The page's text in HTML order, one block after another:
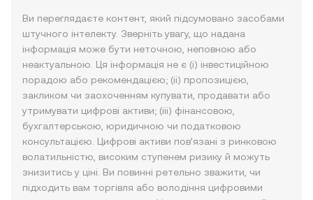
Ви переглядаєте контент, який підсумовано засобами
штучного інтелекту. Зверніть увагу, що надана
інформація може бути неточною, неповною або
неактуальною. Ця інформація не є (i) інвестиційною
порадою або рекомендацією; (ii) пропозицією,
закликом чи заохоченням купувати, продавати або
утримувати цифрові активи; (iii) фінансовою,
бухгалтерською, юридичною чи податковою
консультацією. Цифрові активи пов’язані з ринковою
волатильністю, високим ступенем ризику й можуть
знизитись у ціні. Ви повинні ретельно зважити, чи
підходить вам торгівля або володіння цифровими